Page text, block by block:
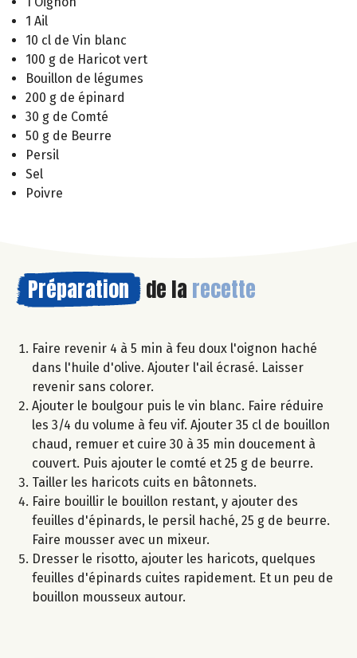
1 Ail
10 cl de Vin blanc
100 g de Haricot vert
Bouillon de légumes
200 g de épinard
30 g de Comté
50 g de Beurre
Persil
Sel
Poivre
Préparation de la recette
Faire revenir 4 à 5 min à feu doux l'oignon haché
dans l'huile d'olive. Ajouter l'ail écrasé. Laisser
revenir sans colorer.
Ajouter le boulgour puis le vin blanc. Faire réduire
les 3/4 du volume à feu vif. Ajouter 35 cl de bouillon
chaud, remuer et cuire 30 à 35 min doucement à
couvert. Puis ajouter le comté et 25 g de beurre.
Tailler les haricots cuits en bâtonnets.
Faire bouillir le bouillon restant, y ajouter des
feuilles d'épinards, le persil haché, 25 g de beurre.
Faire mousser avec un mixeur.
Dresser le risotto, ajouter les haricots, quelques
feuilles d'épinards cuites rapidement. Et un peu de
bouillon mousseux autour.